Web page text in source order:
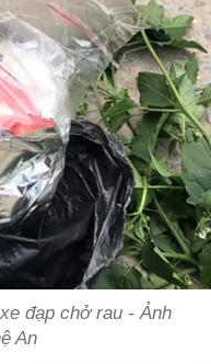
đạp chở rau - Ảnh
An